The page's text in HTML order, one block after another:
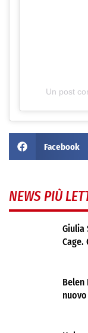
Un post
Facebook
NEWS PIÙ
Giulia
Cage.
Belen